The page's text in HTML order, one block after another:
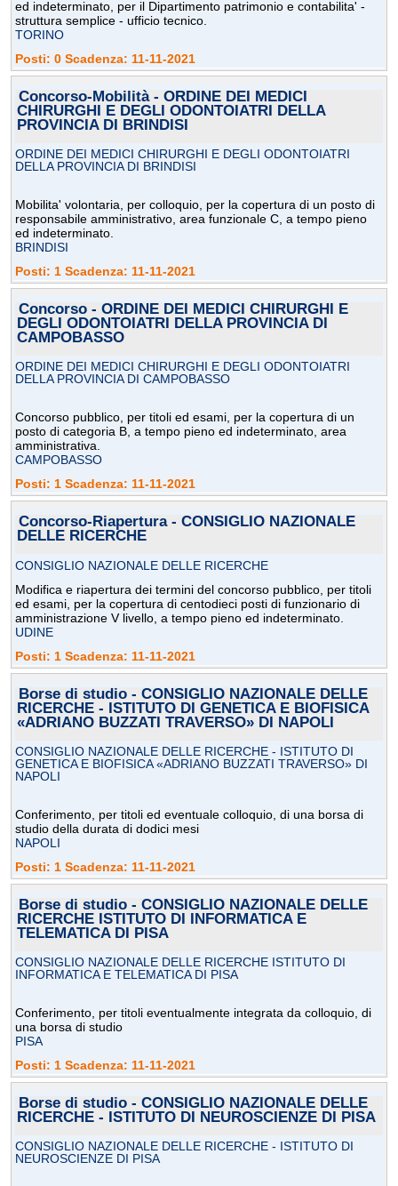
ed indeterminato, per il Dipartimento patrimonio e contabilita' -
struttura semplice - ufficio tecnico.
TORINO
Posti: 0 Scadenza: 11-11-2021
Concorso-Mobilità - ORDINE DEI MEDICI
CHIRURGHI E DEGLI ODONTOIATRI DELLA
PROVINCIA DI BRINDISI
ORDINE DEI MEDICI CHIRURGHI E DEGLI ODONTOIATRI
DELLA PROVINCIA DI BRINDISI
Mobilita' volontaria, per colloquio, per la copertura di un posto di
responsabile amministrativo, area funzionale C, a tempo pieno
ed indeterminato.
BRINDISI
Posti: 1 Scadenza: 11-11-2021
Concorso - ORDINE DEI MEDICI CHIRURGHI E
DEGLI ODONTOIATRI DELLA PROVINCIA DI
CAMPOBASSO
ORDINE DEI MEDICI CHIRURGHI E DEGLI ODONTOIATRI
DELLA PROVINCIA DI CAMPOBASSO
Concorso pubblico, per titoli ed esami, per la copertura di un
posto di categoria B, a tempo pieno ed indeterminato, area
amministrativa.
CAMPOBASSO
Posti: 1 Scadenza: 11-11-2021
Concorso-Riapertura - CONSIGLIO NAZIONALE
DELLE RICERCHE
CONSIGLIO NAZIONALE DELLE RICERCHE
Modifica e riapertura dei termini del concorso pubblico, per titoli
ed esami, per la copertura di centodieci posti di funzionario di
amministrazione V livello, a tempo pieno ed indeterminato.
UDINE
Posti: 1 Scadenza: 11-11-2021
Borse di studio - CONSIGLIO NAZIONALE DELLE
RICERCHE - ISTITUTO DI GENETICA E BIOFISICA
«ADRIANO BUZZATI TRAVERSO» DI NAPOLI
CONSIGLIO NAZIONALE DELLE RICERCHE - ISTITUTO DI
GENETICA E BIOFISICA «ADRIANO BUZZATI TRAVERSO» DI
NAPOLI
Conferimento, per titoli ed eventuale colloquio, di una borsa di
studio della durata di dodici mesi
NAPOLI
Posti: 1 Scadenza: 11-11-2021
Borse di studio - CONSIGLIO NAZIONALE DELLE
RICERCHE ISTITUTO DI INFORMATICA E
TELEMATICA DI PISA
CONSIGLIO NAZIONALE DELLE RICERCHE ISTITUTO DI
INFORMATICA E TELEMATICA DI PISA
Conferimento, per titoli eventualmente integrata da colloquio, di
una borsa di studio
PISA
Posti: 1 Scadenza: 11-11-2021
Borse di studio - CONSIGLIO NAZIONALE DELLE
RICERCHE - ISTITUTO DI NEUROSCIENZE DI PISA
CONSIGLIO NAZIONALE DELLE RICERCHE - ISTITUTO DI
NEUROSCIENZE DI PISA